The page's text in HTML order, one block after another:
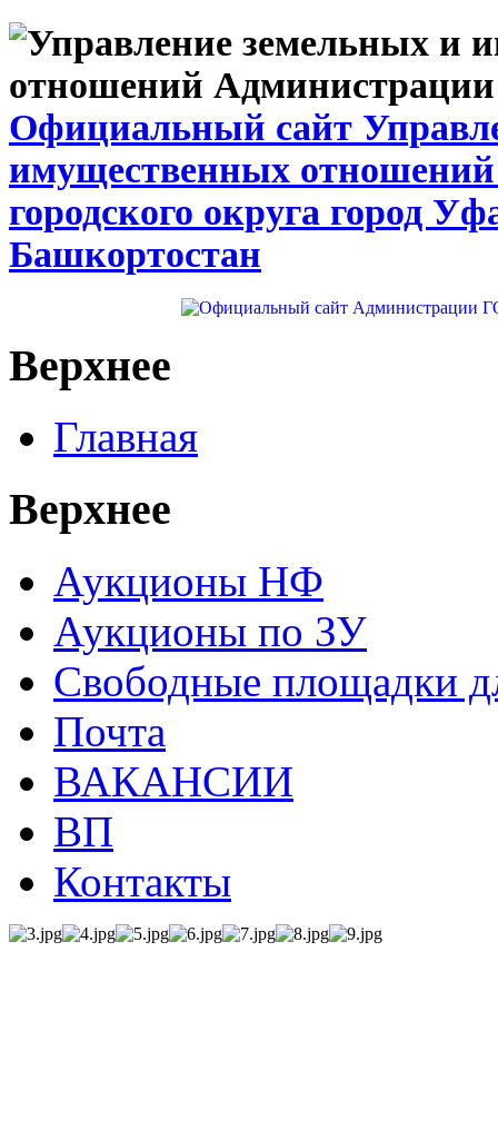
Официальный сайт
имущественных
городского округа город
Башкортостан
Верхнее
Главная
Верхнее
Аукционы НФ
Аукционы по ЗУ
Свободные площадки
Почта
ВАКАНСИИ
ВП
Контакты